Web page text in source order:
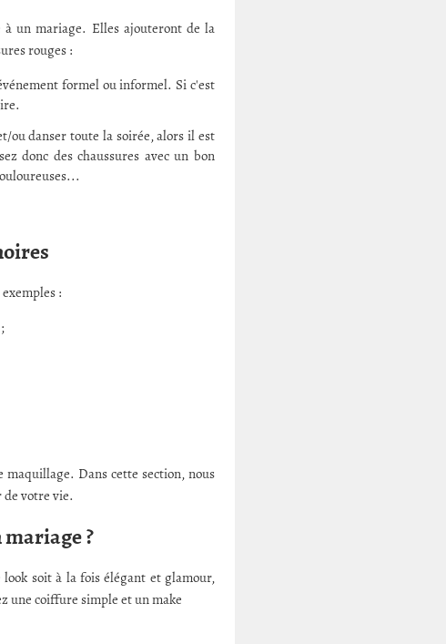
à un mariage. Elles ajouteront de la
rouges :
formel ou informel. Si c'est
ou danser toute la soirée, alors il est
donc des chaussures avec un bon
:
Dans cette section, nous
votre vie.
?
soit à la fois élégant et glamour,
une coiffure simple et un make